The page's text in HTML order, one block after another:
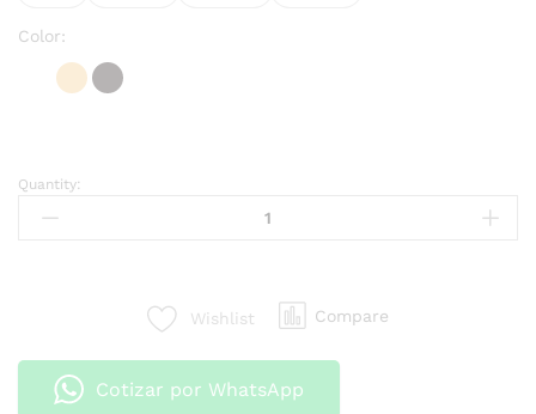
Color:
Quantity:
Wishlist Compare
Cotizar por WhatsApp